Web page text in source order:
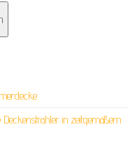
Deckenstrahler in zeitgemäßem